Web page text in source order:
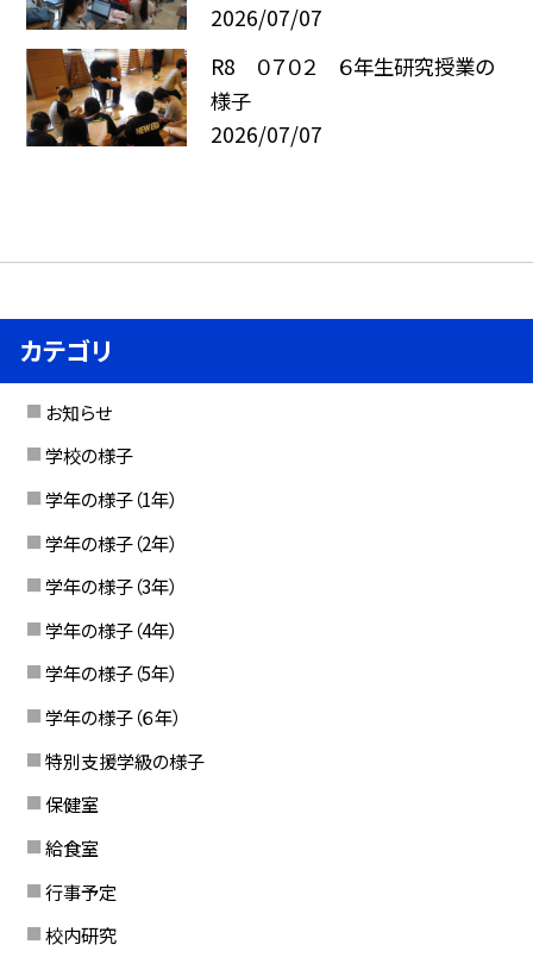
2026/07/07
R8 ０７０２ ６年生研究授業の
様子
2026/07/07
カテゴリ
お知らせ
学校の様子
学年の様子（1年）
学年の様子（2年）
学年の様子（3年）
学年の様子（4年）
学年の様子（5年）
学年の様子（６年）
特別支援学級の様子
保健室
給食室
行事予定
校内研究